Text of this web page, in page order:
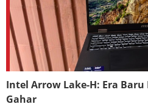
Intel Arrow Lake-H: Era
Gahar